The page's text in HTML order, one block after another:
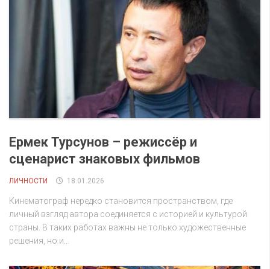
Ермек Турсунов – режиссёр и
сценарист знаковых фильмов
ЛИЧНОСТИ 18.01.2026
Кинематограф нередко становится пространством, где
личный взгляд автора соединяется с историей и культурой
страны. В таких работах важны не только художественные
решения, но и...